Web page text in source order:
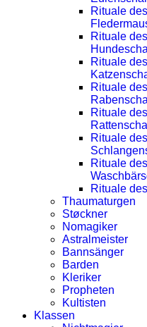
Rituale des
Rituale des
Rituale des
Rituale des
Rituale des
Rituale des
Rituale des
Rituale
Thaumaturgen
Støckner
Nomagiker
Astralmeister
Bannsänger
Barden
Kleriker
Propheten
Kultisten
Klassen